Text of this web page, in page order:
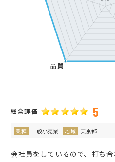
総合評価 5
業種 一般小売業 地域 東京都
会社員をしているので、打ち